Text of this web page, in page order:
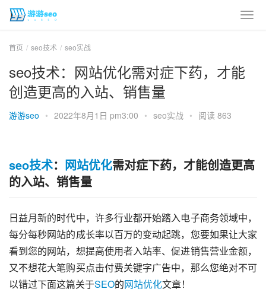
首页 seo技术 seo实战
seo技术：网站优化需对症下药，才能
创造更高的入站、销售量
游游seo • 2022年8月1日 pm3:00 • seo实战 • 阅读 863
seo技术： 网站优化需对症下药，才能创造更高
的入站、销售量
日益月新的时代中，许多行业都开始踏入电子商务领域中，
每分每秒网站的成长率以百万的变动起跳，您要如果让大家
看到您的网站，想提高使用者入站率、促进销售营业金额，
又不想花大笔购买点击付费关键字广告中，那么您绝对不可
以错过下面这篇关于SEO的网站优化文章！